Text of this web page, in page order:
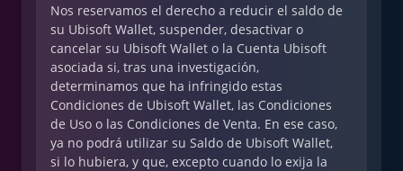
Nos reservamos el derecho a reducir el saldo de
su Ubisoft Wallet, suspender, desactivar o
cancelar su Ubisoft Wallet o la Cuenta Ubisoft
asociada si, tras una investigación,
determinamos que ha infringido estas
Condiciones de Ubisoft Wallet, las Condiciones
de Uso o las Condiciones de Venta. En ese caso,
ya no podrá utilizar su Saldo de Ubisoft Wallet,
si lo hubiera, y que, excepto cuando lo exija la